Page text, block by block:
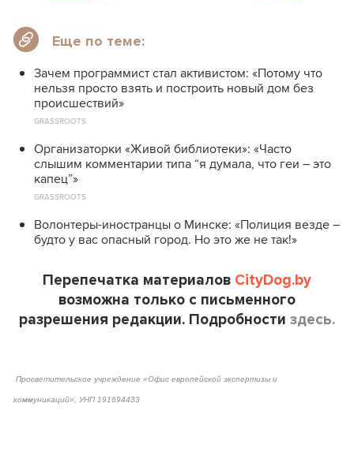
Еще по теме:
Зачем программист стал активистом: «Потому что
нельзя просто взять и построить новый дом без
происшествий»
GRASSROOTS
Организаторки «Живой библиотеки»: «Часто
слышим комментарии типа “я думала, что геи – это
капец”»
GRASSROOTS
Волонтеры-иностранцы о Минске: «Полиция везде –
будто у вас опасный город. Но это же не так!»
Перепечатка материалов CityDog.by
возможна только с письменного
разрешения редакции. Подробности здесь.
Просветительское учреждение «Офис европейской экспертизы и
коммуникаций», УНП 191694433